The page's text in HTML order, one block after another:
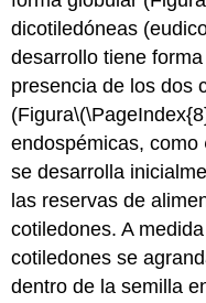
dicotiledóneas
desarrollo tiene
presencia de los dos
(Figura
endospémicas, como
se desarrolla
las reservas de
cotiledones. A
cotiledones se
dentro de la semilla